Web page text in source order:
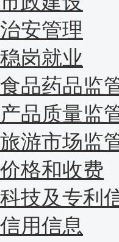
治安管理
稳岗就业
食品药品监
产品质量监
旅游市场监
价格和收费
科技及专利
信用信息